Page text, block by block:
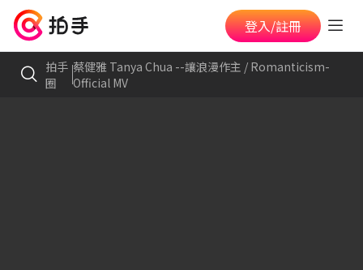
登入/註冊
拍手
圈
蔡健雅 Tanya Chua --讓浪漫作主 / Romanticism-
Official MV